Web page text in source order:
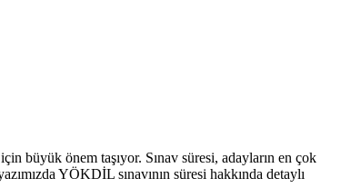
büyük önem taşıyor. Sınav süresi, adayların en çok
YÖKDİL sınavının süresi hakkında detaylı